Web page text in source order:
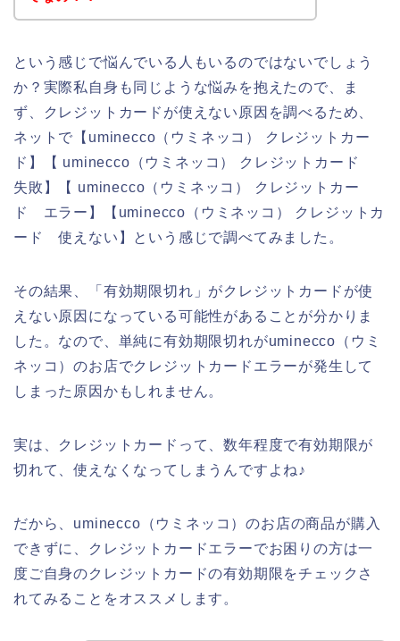
という感じで悩んでいる人もいるのではないでしょう
か？実際私自身も同じような悩みを抱えたので、ま
ず、クレジットカードが使えない原因を調べるため、
ネットで【uminecco（ウミネッコ） クレジットカー
ド】【 uminecco（ウミネッコ） クレジットカード
失敗】【 uminecco（ウミネッコ） クレジットカー
ド エラー】【uminecco（ウミネッコ） クレジットカ
ード 使えない】という感じで調べてみました。
その結果、「有効期限切れ」がクレジットカードが使
えない原因になっている可能性があることが分かりま
した。なので、単純に有効期限切れがuminecco（ウミ
ネッコ）のお店でクレジットカードエラーが発生して
しまった原因かもしれません。
実は、クレジットカードって、数年程度で有効期限が
切れて、使えなくなってしまうんですよね♪
だから、uminecco（ウミネッコ）のお店の商品が購入
できずに、クレジットカードエラーでお困りの方は一
度ご自身のクレジットカードの有効期限をチェックさ
れてみることをオススメします。